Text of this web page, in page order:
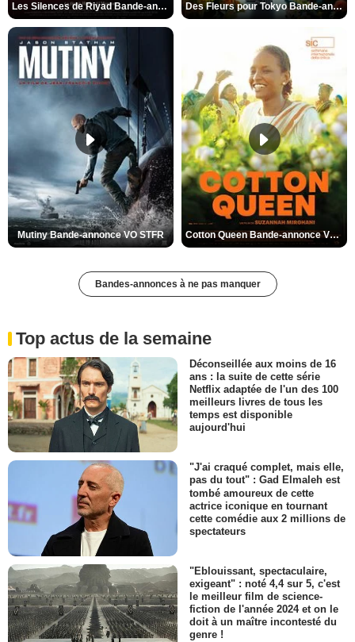
Les Silences de Riyad Bande-annonce VO STFR Des Fleurs pour Tokyo Bande-annonce VO STFR
Mutiny Bande-annonce VO STFR Cotton Queen Bande-annonce VO STFR
Bandes-annonces à ne pas manquer
Top actus de la semaine
Déconseillée aux moins de 16
ans : la suite de cette série
Netflix adaptée de l'un des 100
meilleurs livres de tous les
temps est disponible
aujourd'hui
"J'ai craqué complet, mais elle,
pas du tout" : Gad Elmaleh est
tombé amoureux de cette
actrice iconique en tournant
cette comédie aux 2 millions de
spectateurs
"Eblouissant, spectaculaire,
exigeant" : noté 4,4 sur 5, c'est
le meilleur film de science-
fiction de l'année 2024 et on le
doit à un maître incontesté du
genre !